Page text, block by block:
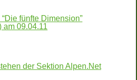
fünfte Dimension”
am 09.04.11
der Sektion Alpen.Net